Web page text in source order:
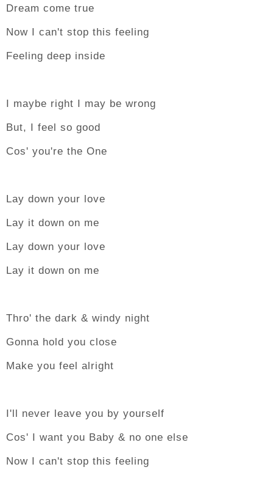
Dream come true
Now I can't stop this feeling
Feeling deep inside
I maybe right I may be wrong
But, I feel so good
Cos' you're the One
Lay down your love
Lay it down on me
Lay down your love
Lay it down on me
Thro' the dark & windy night
Gonna hold you close
Make you feel alright
I'll never leave you by yourself
Cos' I want you Baby & no one else
Now I can't stop this feeling